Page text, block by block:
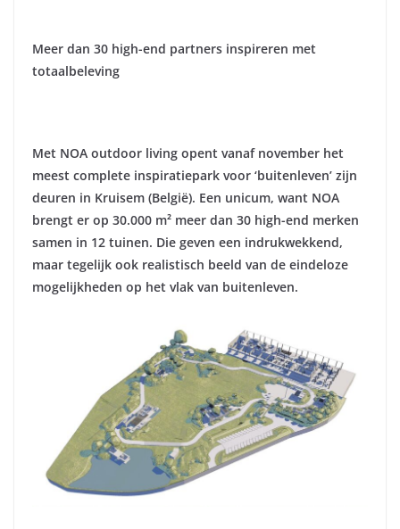
Meer dan 30 high-end partners inspireren met
totaalbeleving
Met NOA outdoor living opent vanaf november het
meest complete inspiratiepark voor ‘buitenleven’ zijn
deuren in Kruisem (België). Een unicum, want NOA
brengt er op 30.000 m² meer dan 30 high-end merken
samen in 12 tuinen. Die geven een indrukwekkend,
maar tegelijk ook realistisch beeld van de eindeloze
mogelijkheden op het vlak van buitenleven.